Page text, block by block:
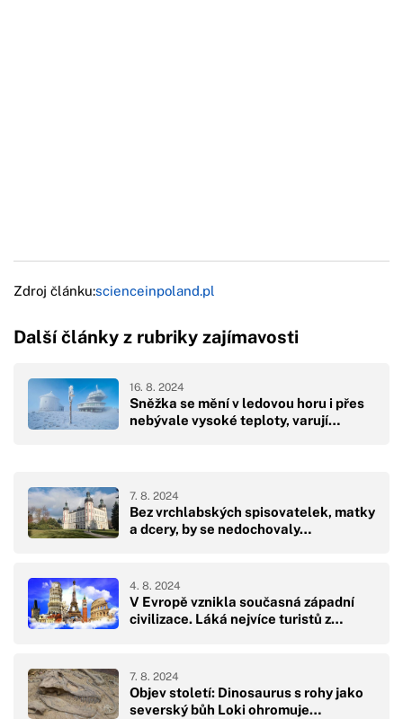
Zdroj článku:scienceinpoland.pl
Další články z rubriky zajímavosti
Sněžka se mění v ledovou horu i přes
nebývale vysoké teploty, varují…
16. 8. 2024
Bez vrchlabských spisovatelek, matky
a dcery, by se nedochovaly…
7. 8. 2024
V Evropě vznikla současná západní
civilizace. Láká nejvíce turistů z…
4. 8. 2024
Objev století: Dinosaurus s rohy jako
severský bůh Loki ohromuje…
7. 8. 2024